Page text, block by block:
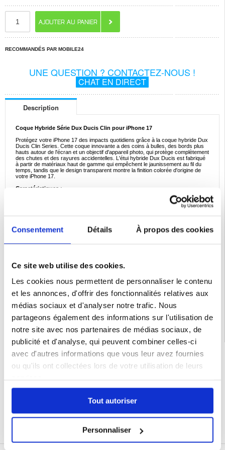
Consentement Détails À propos des cookies
Ce site web utilise des cookies.
Les cookies nous permettent de personnaliser le contenu
et les annonces, d'offrir des fonctionnalités relatives aux
médias sociaux et d'analyser notre trafic. Nous
partageons également des informations sur l'utilisation de
notre site avec nos partenaires de médias sociaux, de
publicité et d'analyse, qui peuvent combiner celles-ci
avec d'autres informations que vous leur avez fournies
ou qu'ils ont collectées lors de votre utilisation de leurs
Tout autoriser
Personnaliser
RECOMMANDÉS PAR MOBILE24
UNE QUESTION ? CONTACTEZ-NOUS !
CHAT EN DIRECT
Description
Coque Hybride Série Dux Ducis Clin pour iPhone 17
Protégez votre iPhone 17 des impacts quotidiens grâce à la coque hybride Dux
Ducis Clin Series. Cette coque innovante a des coins à bulles, des bords plus
hauts autour de l'écran et un objectif d'appareil photo, qui protège complètement
des chutes et des rayures accidentelles. L'étui hybride Dux Ducis est fabriqué
à partir de matériaux haut de gamme qui empêchent le jaunissement au fil du
temps, tandis que le design transparent montre la finition colorée d'origine de
votre iPhone 17.
Caractéristiques :
- Coque hybride innovante pour iPhone 17 conçue par Dux Ducis
- Les coins à bulles protègent votre iPhone 17 des chutes accidentelles
- Bords plus hauts autour de l'écran et de l'objectif de l'appareil photo pour une
- La coque Dux Ducis est fabriquée à partir de matériaux haut de gamme : TPU
et plastique
EAN: 6971824153385
Catégories associées:
Accessoires téléphone,Coque & Accessoires iPhone ,
iPhone 17 Coque & Accessoires
LIVRAISON RAPIDE
7 % DE RÉDUCTION
CHAT EN DIRECT :